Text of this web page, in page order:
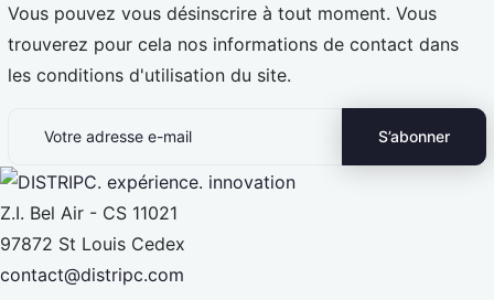
Vous pouvez vous désinscrire à tout moment. Vous
trouverez pour cela nos informations de contact dans
les conditions d'utilisation du site.
Z.I. Bel Air - CS 11021
97872 St Louis Cedex
contact@distripc.com